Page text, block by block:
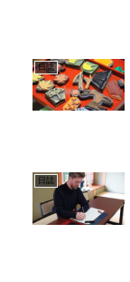
日誌
日誌